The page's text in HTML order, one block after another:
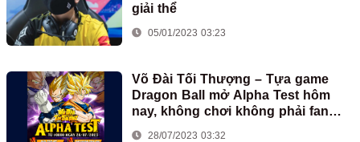
giải thể
05/01/2023 03:23
Võ Đài Tối Thượng – Tựa game
Dragon Ball mở Alpha Test hôm
nay, không chơi không phải fan
Manga!
28/07/2023 03:32